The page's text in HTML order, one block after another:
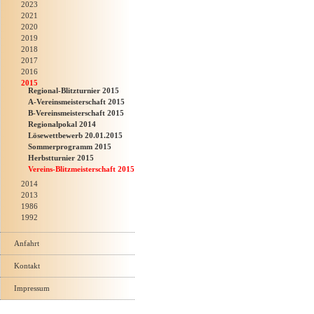
2023
2021
2020
2019
2018
2017
2016
2015
Regional-Blitzturnier 2015
A-Vereinsmeisterschaft 2015
B-Vereinsmeisterschaft 2015
Regionalpokal 2014
Lösewettbewerb 20.01.2015
Sommerprogramm 2015
Herbstturnier 2015
Vereins-Blitzmeisterschaft 2015
2014
2013
1986
1992
Anfahrt
Kontakt
Impressum